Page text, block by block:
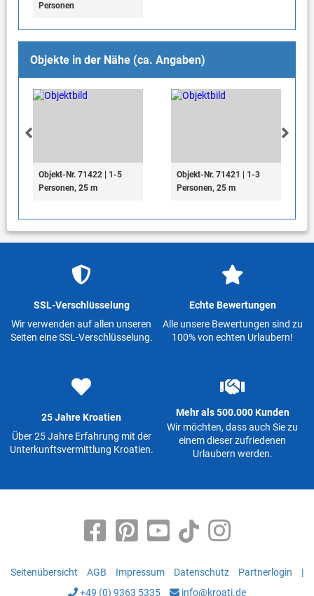
Personen
Objekte in der Nähe (ca. Angaben)
Objekt-Nr. 71422 | 1-5
Personen, 25 m
Objekt-Nr. 71421 | 1-3
Personen, 25 m
SSL-Verschlüsselung
Wir verwenden auf allen unseren
Seiten eine SSL-Verschlüsselung.
Echte Bewertungen
Alle unsere Bewertungen sind zu
100% von echten Urlaubern!
25 Jahre Kroatien
Über 25 Jahre Erfahrung mit der
Unterkunftsvermittlung Kroatien.
Mehr als 500.000 Kunden
Wir möchten, dass auch Sie zu
einem dieser zufriedenen
Urlaubern werden.
Seitenübersicht AGB Impressum Datenschutz Partnerlogin
|
+49 (0) 9363 5335
info@kroati.de